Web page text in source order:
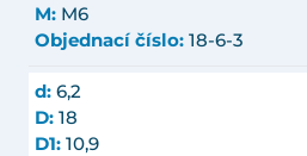
M: M6
Objednací číslo: 18-6-3
d: 6,2
D: 18
D1: 10,9